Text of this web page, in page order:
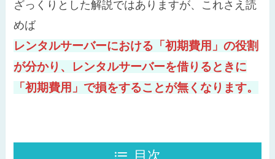
ざっくりとした解説ではありますが、これさえ読
めば
レンタルサーバーにおける「初期費用」の役割
が分かり、レンタルサーバーを借りるときに
「初期費用」で損をすることが無くなります。
目次